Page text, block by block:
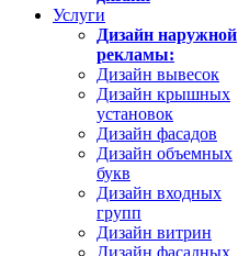
Услуги
Дизайн наружной
рекламы:
Дизайн вывесок
Дизайн крышных
установок
Дизайн фасадов
Дизайн объемных
букв
Дизайн входных
групп
Дизайн витрин
Дизайн фасадных